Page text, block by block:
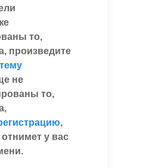
то,
произведите
не
то,
,
у вас